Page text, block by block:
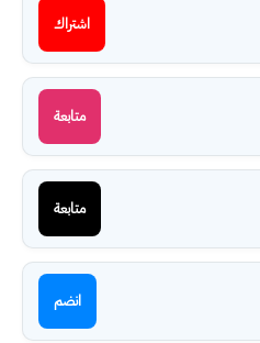
اشتراك
متابعة
متابعة
انضم